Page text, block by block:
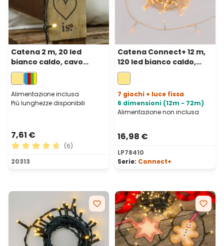
Catena 2 m, 20 led
bianco caldo, cavo
verde
Alimentazione inclusa
Più lunghezze disponibili
7,61 €
Valutazione media di 4.83 su 5 stelle
(6)
20313
Catena Connect+ 12 m,
120 led bianco caldo,
cavo trasparente,
prolungabile
7 giochi + luce fissa
6 dimensioni (12m - 72m)
Alimentazione non inclusa
16,98 €
LP78410
Serie: Connect+